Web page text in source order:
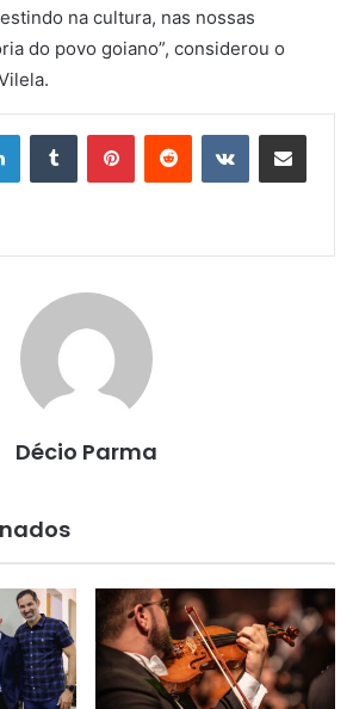
na cultura, nas nossas
do povo goiano”, considerou o
LinkedinTumblr PinterestReddit VK Compartilhar via e-mail
Décio Parma